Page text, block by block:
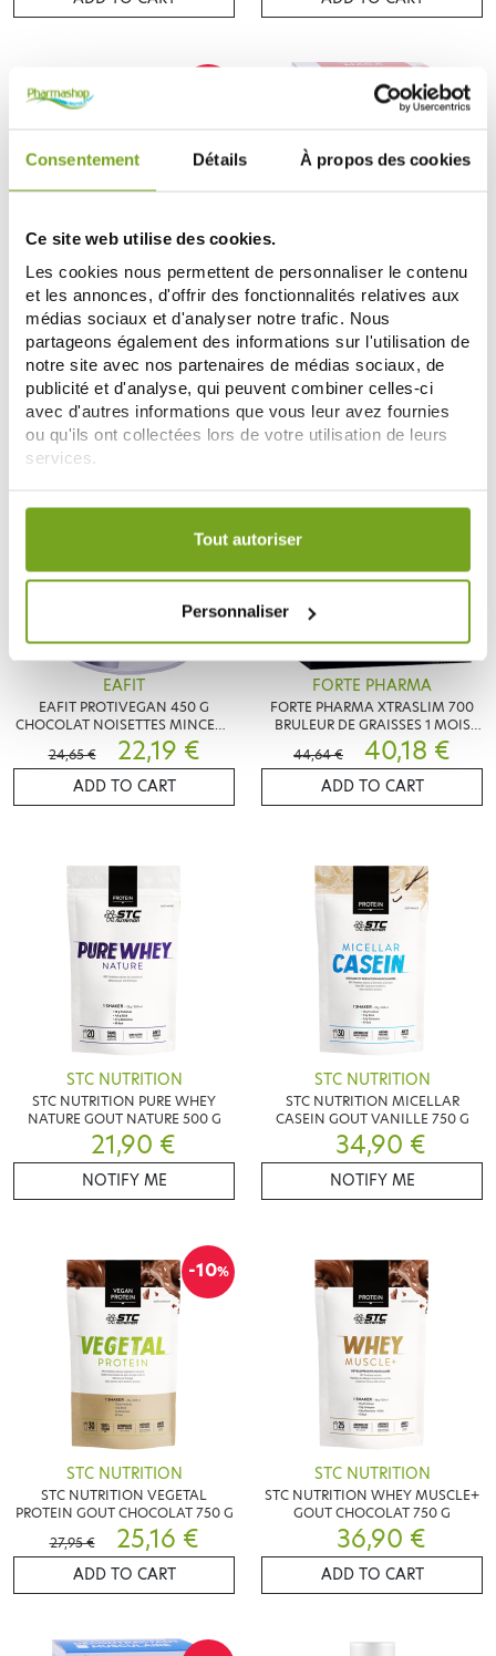
Consentement Détails À propos des cookies
Ce site web utilise des cookies.
Les cookies nous permettent de personnaliser le contenu
et les annonces, d'offrir des fonctionnalités relatives aux
médias sociaux et d'analyser notre trafic. Nous
partageons également des informations sur l'utilisation de
notre site avec nos partenaires de médias sociaux, de
publicité et d'analyse, qui peuvent combiner celles-ci
avec d'autres informations que vous leur avez fournies
ou qu'ils ont collectées lors de votre utilisation de leurs
services.
Votre choix de consentement est conservé pendant une
Tout autoriser
Personnaliser
EAFIT
EAFIT GAINER MAX PROTEINES
MASSE MUSCULAIRE SAVEUR
DOUBLE CHOCOLAT 1.1 KG
25,60 € 23,04 €
ADD TO CART
GRANIONS
GRANIONS MACA 375 MG DESIR
SEXUEL 30 GELULES
7,89 €
ADD TO CART
EAFIT
EAFIT PROTIVEGAN 450 G
CHOCOLAT NOISETTES MINCEUR
ACTIVE
24,65 € 22,19 €
ADD TO CART
FORTE PHARMA
FORTE PHARMA XTRASLIM 700
BRULEUR DE GRAISSES 1 MOIS
MEN
44,64 € 40,18 €
ADD TO CART
STC NUTRITION
STC NUTRITION PURE WHEY
NATURE GOUT NATURE 500 G
21,90 €
NOTIFY ME
STC NUTRITION
STC NUTRITION MICELLAR
CASEIN GOUT VANILLE 750 G
34,90 €
NOTIFY ME
-10%
STC NUTRITION
STC NUTRITION VEGETAL
PROTEIN GOUT CHOCOLAT 750 G
27,95 €
25,16 €
ADD TO CART
STC NUTRITION
STC NUTRITION WHEY MUSCLE+
GOUT CHOCOLAT 750 G
36,90 €
ADD TO CART